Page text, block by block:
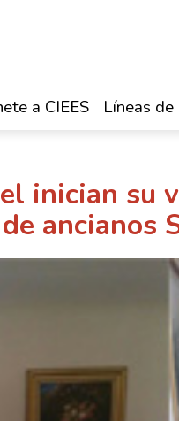
a CIEES Líneas
inician su
ancianos